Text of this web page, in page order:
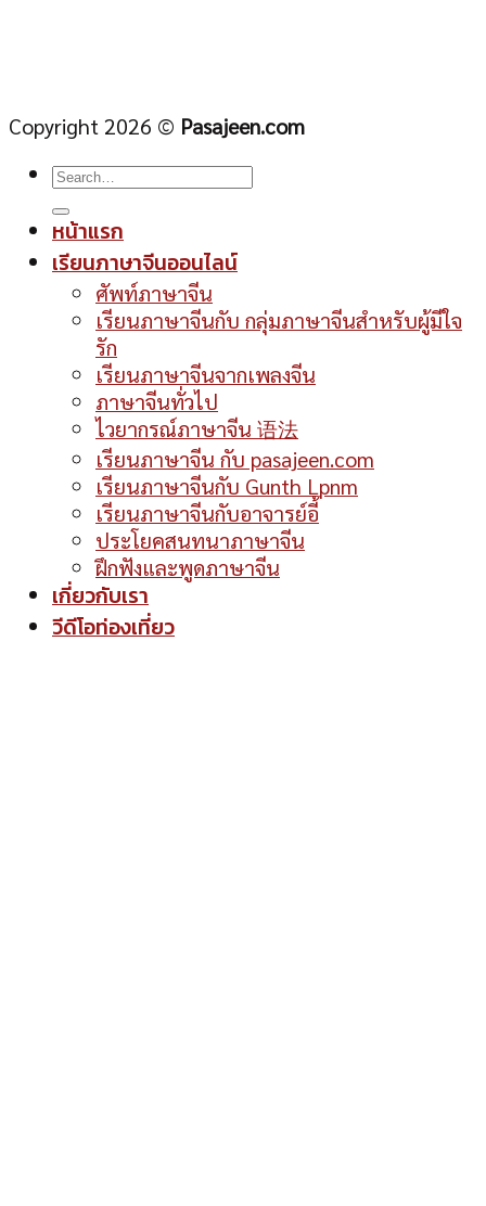
Copyright 2026 © Pasajeen.com
หน้าแรก
เรียนภาษาจีนออนไลน์
ศัพท์ภาษาจีน
เรียนภาษาจีนกับ กลุ่มภาษาจีนสำหรับผู้มีใจ
รัก
เรียนภาษาจีนจากเพลงจีน
ภาษาจีนทั่วไป
ไวยากรณ์ภาษาจีน 语法
เรียนภาษาจีน กับ pasajeen.com
เรียนภาษาจีนกับ Gunth Lpnm
เรียนภาษาจีนกับอาจารย์อี้
ประโยคสนทนาภาษาจีน
ฝึกฟังและพูดภาษาจีน
เกี่ยวกับเรา
วีดีโอท่องเที่ยว